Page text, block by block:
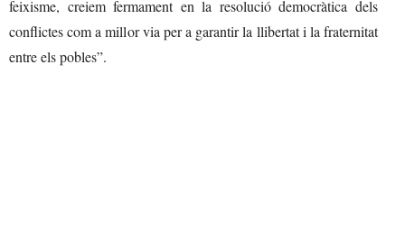
feixisme, creiem fermament en la resolució democràtica dels
conflictes com a millor via per a garantir la llibertat i la fraternitat
entre els pobles”.